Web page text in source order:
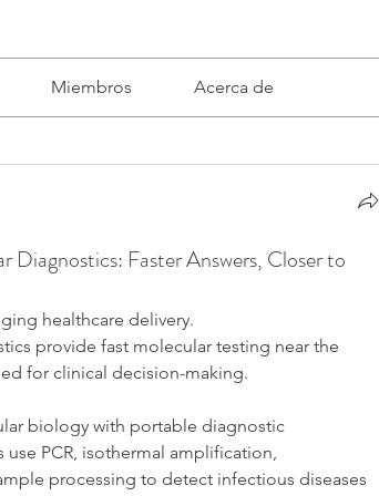
Miembros Acerca de
Faster Answers, Closer to
healthcare delivery.
provide fast molecular testing near the
for clinical decision-making.
biology with portable diagnostic
PCR, isothermal amplification,
processing to detect infectious diseases